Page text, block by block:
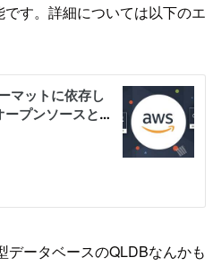
す。詳細については以下のエ
データベースのQLDBなんかも